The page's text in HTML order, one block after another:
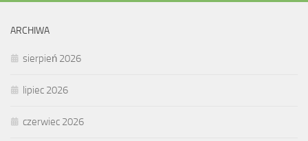
ARCHIWA
sierpień 2026
lipiec 2026
czerwiec 2026